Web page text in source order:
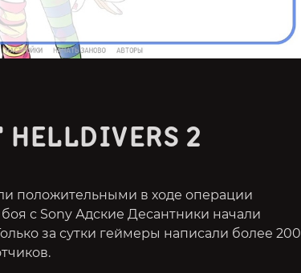
2
положительными в ходе операции
с Sony Адские Десантники начали
за сутки геймеры написали более 200